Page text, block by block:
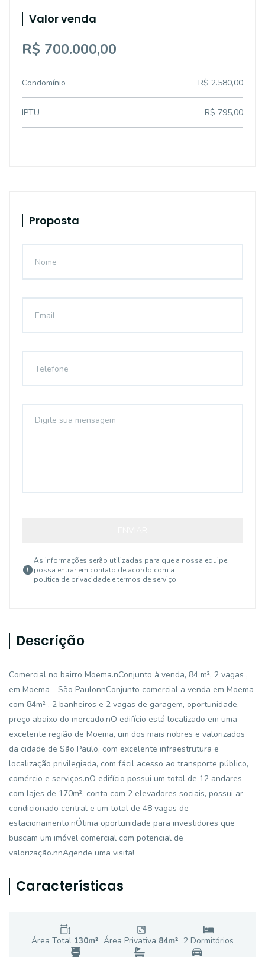
Valor venda
R$ 700.000,00
Condomínio R$ 2.580,00
IPTU R$ 795,00
Proposta
As informações serão utilizadas para que a nossa equipe
possa entrar em contato de acordo com a
política de privacidade e termos de serviço
Descrição
Comercial no bairro Moema.nConjunto à venda, 84 m², 2 vagas ,
em Moema - São PaulonnConjunto comercial a venda em Moema
com 84m² , 2 banheiros e 2 vagas de garagem, oportunidade,
preço abaixo do mercado.nO edifício está localizado em uma
excelente região de Moema, um dos mais nobres e valorizados
da cidade de São Paulo, com excelente infraestrutura e
localização privilegiada, com fácil acesso ao transporte público,
comércio e serviços.nO edifício possui um total de 12 andares
com lajes de 170m², conta com 2 elevadores sociais, possui ar-
condicionado central e um total de 48 vagas de
estacionamento.nÓtima oportunidade para investidores que
buscam um imóvel comercial com potencial de
valorização.nnAgende uma visita!
Características
Área Total 130m² Área Privativa 84m² 2 Dormitórios